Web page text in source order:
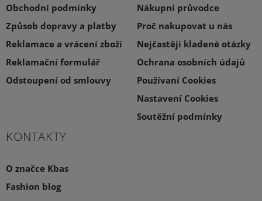
Obchodní podmínky
Způsob dopravy a platby
Reklamace a vrácení zboží
Reklamační formulář
Odstoupení od smlouvy
Nákupní průvodce
Proč nakupovat u nás
Nejčastěji kladené otázky
Ochrana osobních údajů
Používaní Cookies
Nastavení Cookies
Soutěžní podmínky
KONTAKTY
O značce Kbas
Fashion blog